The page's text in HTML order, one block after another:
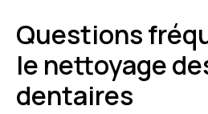
Questions
le nettoyage
dentaires